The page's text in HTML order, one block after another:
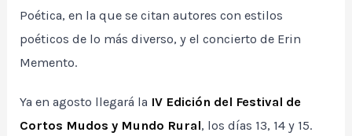
Poética, en la que se citan autores con estilos
poéticos de lo más diverso, y el concierto de Erin
Memento.
Ya en agosto llegará la IV Edición del Festival de
Cortos Mudos y Mundo Rural, los días 13, 14 y 15.